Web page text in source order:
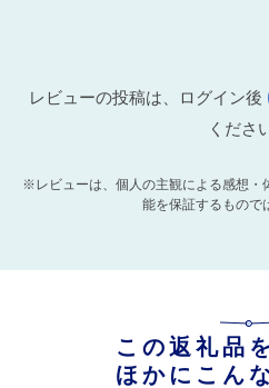
レビューの投稿は、ログイン後
くださ
※レビューは、個人の主観による感想・
能を保証するもので
この返礼品
ほかにこん